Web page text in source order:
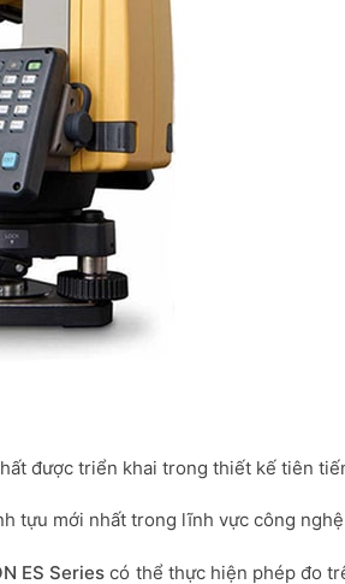
được triển khai trong thiết kế tiên
tựu mới nhất trong lĩnh vực công
ES Series có thể thực hiện phép đo